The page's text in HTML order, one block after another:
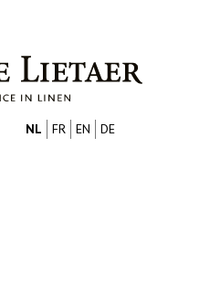
NL FR EN DE